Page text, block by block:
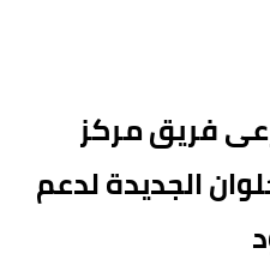
فريق مركز
الجديدة لدعم